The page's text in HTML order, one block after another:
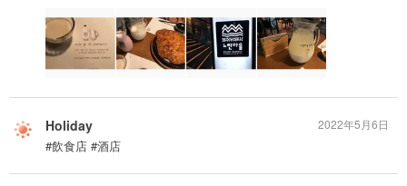
Holiday
#飲食店 #酒店
2022年5月6日